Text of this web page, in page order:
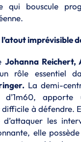
qui bouscule
imprévisible
Johanna Reichert,
rôle essentiel
La demi-
apporte
à défendre.
les
elle